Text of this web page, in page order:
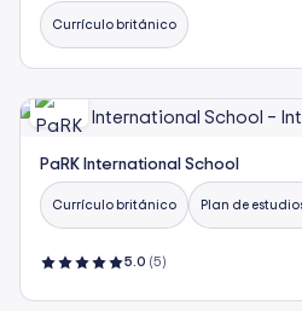
Currículo británico
PaRK International School
Currículo británico Plan de
5.0 (5)